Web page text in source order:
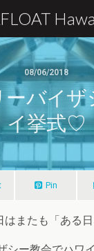
08/06/2018
バイザ
イ挙式♡
Pin
はまたも「ある日